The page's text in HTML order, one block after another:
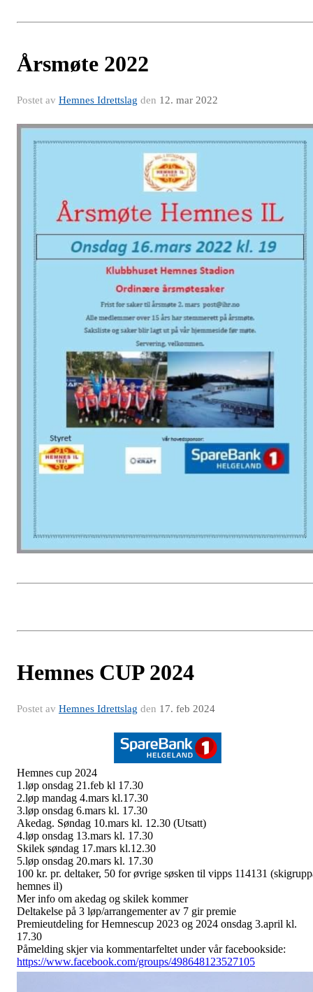
Årsmøte 2022
Postet av Hemnes Idrettslag den 12. mar 2022
Hemnes CUP 2024
Postet av Hemnes Idrettslag den 17. feb 2024
Hemnes cup 2024
1.løp onsdag 21.feb kl 17.30
2.løp mandag 4.mars kl.17.30
3.løp onsdag 6.mars kl. 17.30
Akedag. Søndag 10.mars kl. 12.30 (Utsatt)
4.løp onsdag 13.mars kl. 17.30
Skilek søndag 17.mars kl.12.30
5.løp onsdag 20.mars kl. 17.30
100 kr. pr. deltaker, 50 for øvrige søsken til vipps 114131
hemnes il)
Mer info om akedag og skilek kommer
Deltakelse på 3 løp/arrangementer av 7 gir premie
Premieutdeling for Hemnescup 2023 og 2024 onsdag 3.april kl.
17.30
Påmelding skjer via kommentarfeltet under vår facebookside:
https://www.facebook.com/groups/498648123527105